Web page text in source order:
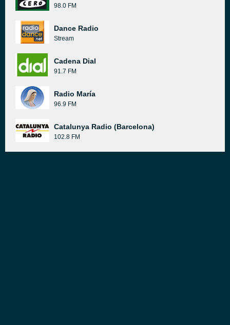
98.0 FM
Dance Radio
Stream
Cadena Dial
91.7 FM
Radio María
96.9 FM
Catalunya Radio (Barcelona)
102.8 FM